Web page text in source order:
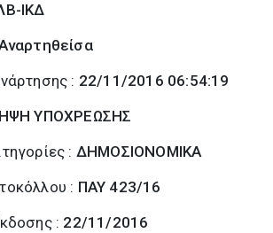
ΙΚΔ
: 22/11/2016 06:54:19
ΥΠΟΧΡΕΩΣΗΣ
: ΔΗΜΟΣΙΟΝΟΜΙΚΑ
: ΠΑΥ 423/16
: 22/11/2016